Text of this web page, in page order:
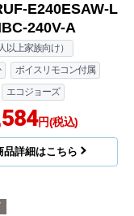
E240ESAW-L
240V-A
以上家族向け）
ボイスリモコン付属
エコジョーズ
円(税込)
品詳細はこちら